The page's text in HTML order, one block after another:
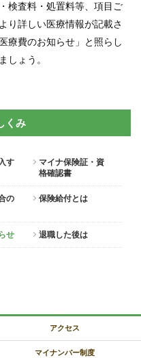
検査料・処置料等、項目ご
り詳しい医療情報が記載さ
療費のお知らせ」と照らし
しょう。
くみ
す
マイナ保険証・資
格確認書
の
保険給付とは
せ 退職した後は
アクセス
マイナンバー制度